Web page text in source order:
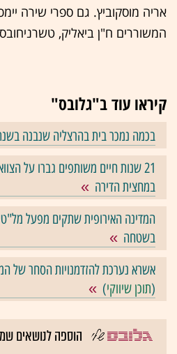
אריה מוסקוביץ. גם ספרי שירה
המשוררים ח"ן ביאליק,
קיראו עוד ב"גלובס"
בכמה נמכר בית בהרצליה שנבנה בשנת
21 שנות חיים משותפים גברו על
במחצית הדירה
המדינה האירופית שתקים מפעל
בשטחה
אשרא נערכת להזדמנויות הסחר של
(תוכן שיווקי)
הוספה לנושאים